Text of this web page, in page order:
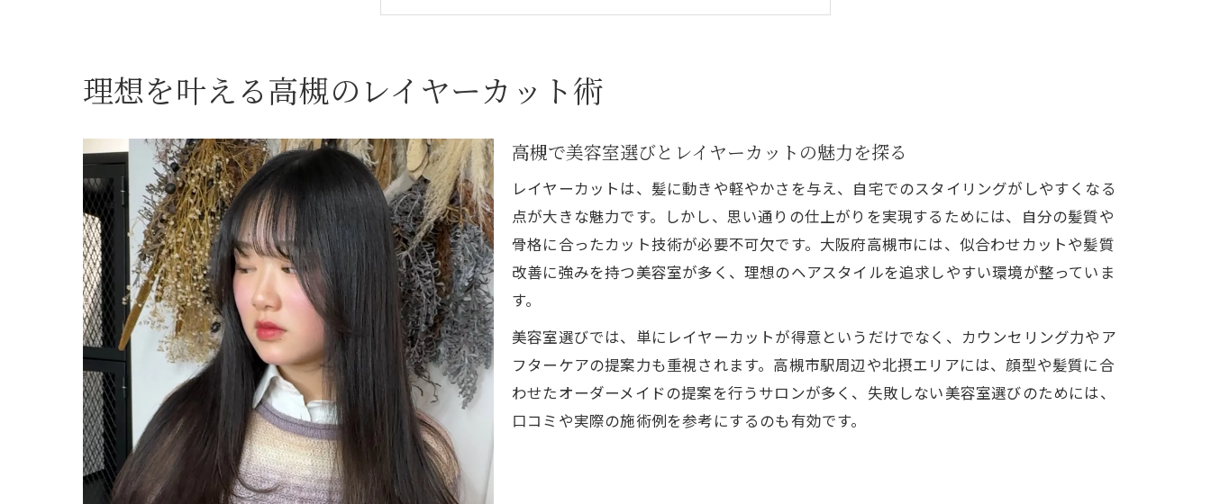
高槻で似合わせレイヤーカットが得意な美容室
似合わせも叶う美容室選びの秘訣
似合わせカットが上手い美容室の見極めポイント
高槻で美容室を選ぶ際の似合わせ重視テクニック
美容室で理想を伝えるカウンセリング活用法
髪質や骨格に合う美容室選びの最新トレンド
口コミで人気の美容室に似合わせカットを相談
骨格に合うレイヤーカットの極意
骨格診断を活かす美容室のレイヤーカット提案
美容室で叶える骨格に合わせたレイヤー調整法
高槻で骨格別レイヤーカットが得意な美容室
自分に似合うレイヤーカット相談は美容室で
美容室のプロが教える骨格別レイヤーカット
韓国風ヘアを目指すなら高槻で
美容室で叶う高槻発の韓国風レイヤーカット
理想を叶える高槻のレイヤーカット術
高槻で美容室選びとレイヤーカットの魅力を探る
レイヤーカットは、髪に動きや軽やかさを与え、自宅でのスタイリングがしやすくなる
点が大きな魅力です。しかし、思い通りの仕上がりを実現するためには、自分の髪質や
骨格に合ったカット技術が必要不可欠です。大阪府高槻市には、似合わせカットや髪質
改善に強みを持つ美容室が多く、理想のヘアスタイルを追求しやすい環境が整っていま
す。
美容室選びでは、単にレイヤーカットが得意というだけでなく、カウンセリング力やア
フターケアの提案力も重視されます。高槻市駅周辺や北摂エリアには、顔型や髪質に合
わせたオーダーメイドの提案を行うサロンが多く、失敗しない美容室選びのためには、
口コミや実際の施術例を参考にするのも有効です。